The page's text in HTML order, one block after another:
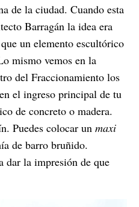
de la ciudad. Cuando esta
Barragán la idea era
un elemento escultórico
mismo vemos en la
del Fraccionamiento los
el ingreso principal de tu
de concreto o madera.
Puedes colocar un maxi
de barro bruñido.
dar la impresión de que